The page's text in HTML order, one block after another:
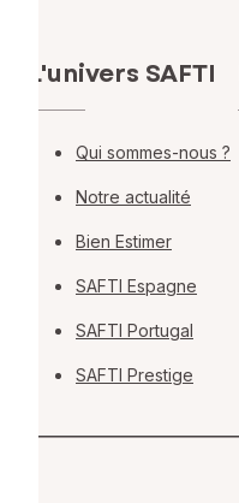
L'univers SAFTI
Qui sommes-nous ?
Notre actualité
Bien Estimer
SAFTI Espagne
SAFTI Portugal
SAFTI Prestige